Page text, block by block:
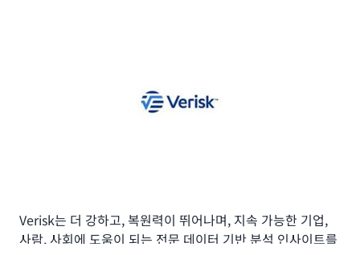
활동의 중심으로 확고한 입지를 구축했습니다. Guiness
World Records는 10개월에 걸친 Amazon Web
으며, 무엇보다도 모든 팀의 운영 노력을 줄여주
Infor
Verisk는 더 강하고, 복원력이 뛰어나며, 지속 가능한 기업,
사람, 사회에 도움이 되는 전문 데이터 기반 분석 인사이트를